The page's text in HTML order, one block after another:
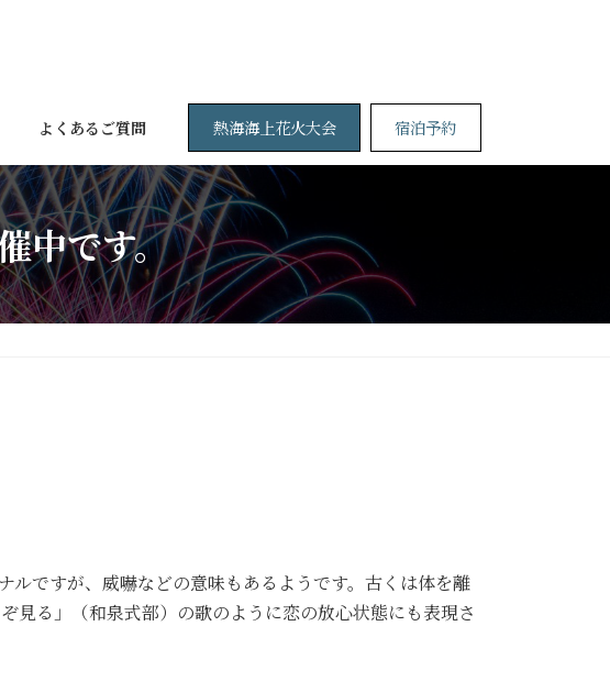
よくあるご質問 熱海海上花火大会 宿泊予約
中です。
ですが、威嚇などの意味もあるようです。古くは体を離
見る」（和泉式部）の歌のように恋の放心状態にも表現さ